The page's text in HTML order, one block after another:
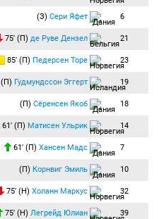
(З) Сери Яфет 6
75′ (П) де Руве Дензел 21
85′ (П) Педерсен Торе 23
(П) Гудмундссон Эггерт 19
(П) Сёренсен Якоб 18
61′ (П) Матисен Ульрик 14
61′ (П) Хансен Мадс 7
(П) Корнвиг Эмиль 10
75′ (Н) Холанн Маркус 32
75′ (Н) Легрейд Юлиан 39